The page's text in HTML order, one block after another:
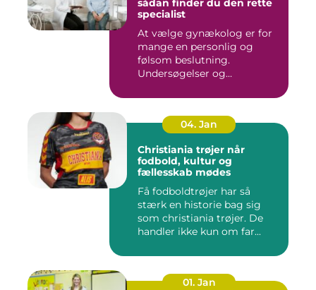
sådan finder du den rette
specialist
At vælge gynækolog er for
mange en personlig og
følsom beslutning.
Undersøgelser og
04. Jan
Christiania trøjer når
fodbold, kultur og
fællesskab mødes
Få fodboldtrøjer har så
stærk en historie bag sig
som christiania trøjer. De
handler ikke kun om far...
01. Jan